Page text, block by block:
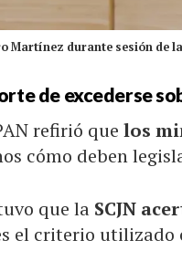
Martínez durante sesión de
de excederse
refirió que los
cómo deben
que la SCJN
el criterio utilizado